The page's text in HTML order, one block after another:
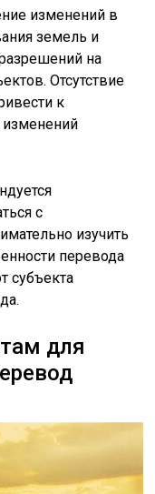
изменений в
земель и
на
Отсутствие
к
с
изучить
перевода
субъекта
для